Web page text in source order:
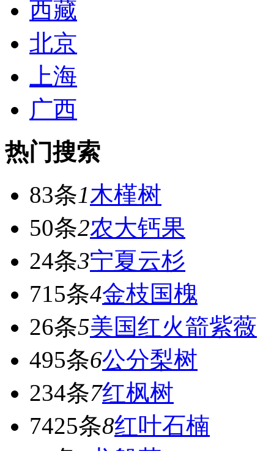
西藏
北京
上海
广西
热门搜索
83条1木槿树
50条2农大钙果
24条3宁夏云杉
715条4金枝国槐
26条5美国红火箭紫薇
495条6公分梨树
234条7红枫树
7425条8红叶石楠